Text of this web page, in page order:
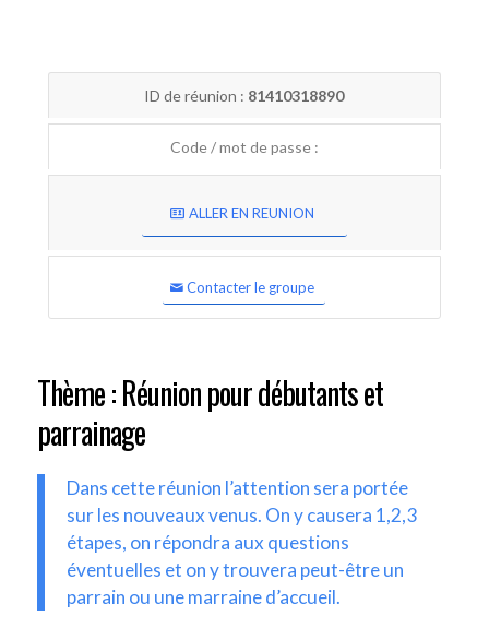
ID de réunion : 81410318890
Code / mot de passe :
ALLER EN REUNION
Contacter le groupe
Thème : Réunion pour débutants et
parrainage
Dans cette réunion l’attention sera portée
sur les nouveaux venus. On y causera 1,2,3
étapes, on répondra aux questions
éventuelles et on y trouvera peut-être un
parrain ou une marraine d’accueil.